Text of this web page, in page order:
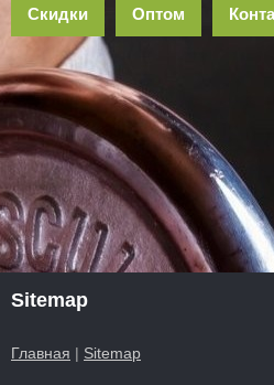
Скидки Оптом
Sitemap
Главная | Sitemap